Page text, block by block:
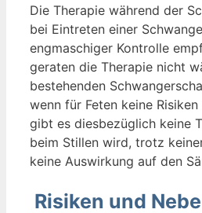
Die Therapie während der
bei Eintreten einer
engmaschiger Kontrolle
geraten die Therapie nicht
bestehenden
wenn für Feten keine
gibt es diesbezüglich keine
beim Stillen wird, trotz
keine Auswirkung auf den
Risiken und